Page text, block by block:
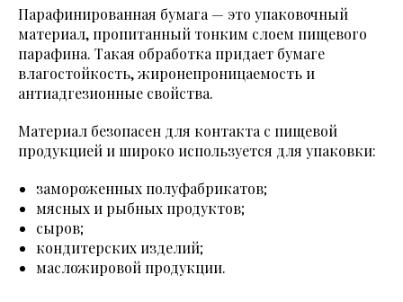
Парафинированная бумага — это упаковочный
материал, пропитанный тонким слоем пищевого
парафина. Такая обработка придает бумаге
влагостойкость, жиронепроницаемость и
антиадгезионные свойства.
Материал безопасен для контакта с пищевой
продукцией и широко используется для упаковки:
замороженных полуфабрикатов;
мясных и рыбных продуктов;
сыров;
кондитерских изделий;
масложировой продукции.